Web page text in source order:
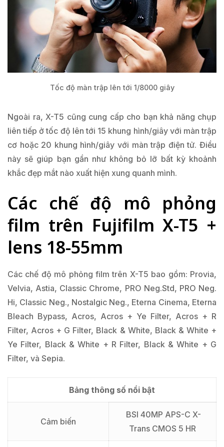
Tốc độ màn trập lên tới 1/8000 giây
Ngoài ra, X-T5 cũng cung cấp cho bạn khả năng chụp
liên tiếp ở tốc độ lên tới 15 khung hình/giây với màn trập
cơ hoặc 20 khung hình/giây với màn trập điện tử. Điều
này sẽ giúp bạn gần như không bỏ lỡ bất kỳ khoảnh
khắc đẹp mắt nào xuất hiện xung quanh mình.
Các chế độ mô phỏng
film trên Fujifilm X-T5 +
lens 18-55mm
Các chế độ mô phỏng film trên X-T5 bao gồm: Provia,
Velvia, Astia, Classic Chrome, PRO Neg.Std, PRO Neg.
Hi, Classic Neg., Nostalgic Neg., Eterna Cinema, Eterna
Bleach Bypass, Acros, Acros + Ye Filter, Acros + R
Filter, Acros + G Filter, Black & White, Black & White +
Ye Filter, Black & White + R Filter, Black & White + G
Filter, và Sepia.
Bảng thông số nổi bật
Cảm biến
BSI 40MP APS-C X-
Trans CMOS 5 HR